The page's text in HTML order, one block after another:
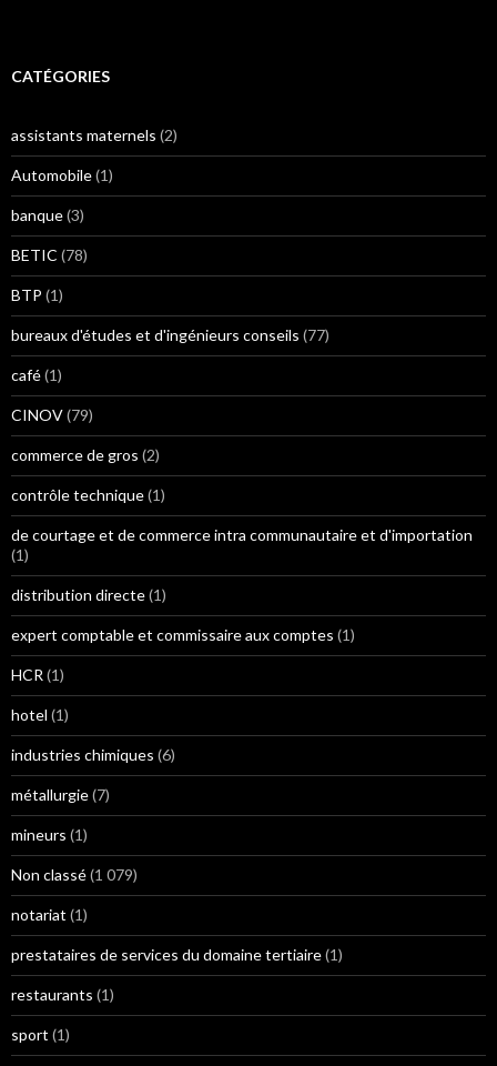
CATÉGORIES
assistants maternels (2)
Automobile(1)
banque(3)
BETIC (78)
BTP (1)
bureaux d'études et d'ingénieurs conseils (77)
café(1)
CINOV(79)
commerce de gros (2)
contrôle technique(1)
de courtage et de commerce intra communautaire et d'importation
(1)
distribution directe(1)
expert comptable et commissaire aux comptes (1)
HCR (1)
hotel (1)
industries chimiques (6)
métallurgie(7)
mineurs (1)
Non classé(1 079)
notariat (1)
prestataires de services du domaine tertiaire(1)
restaurants (1)
sport (1)